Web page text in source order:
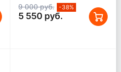
9 000 руб. -38%
5 550 руб.